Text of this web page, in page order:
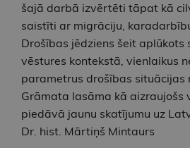
šajā darbā izvērtēti tāpat kā
saistīti ar migrāciju,
Drošības jēdziens šeit aplūkots
vēstures kontekstā, vienlaikus
parametrus drošības situācijas
Grāmata lasāma kā aizraujošs
piedāvā jaunu skatījumu uz
Dr. hist. Mārtiņš Mintaurs